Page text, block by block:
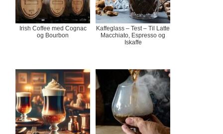
Irish Coffee med Cognac
og Bourbon
Kaffeglass – Test – Til Latte
Macchiato, Espresso og
Iskaffe